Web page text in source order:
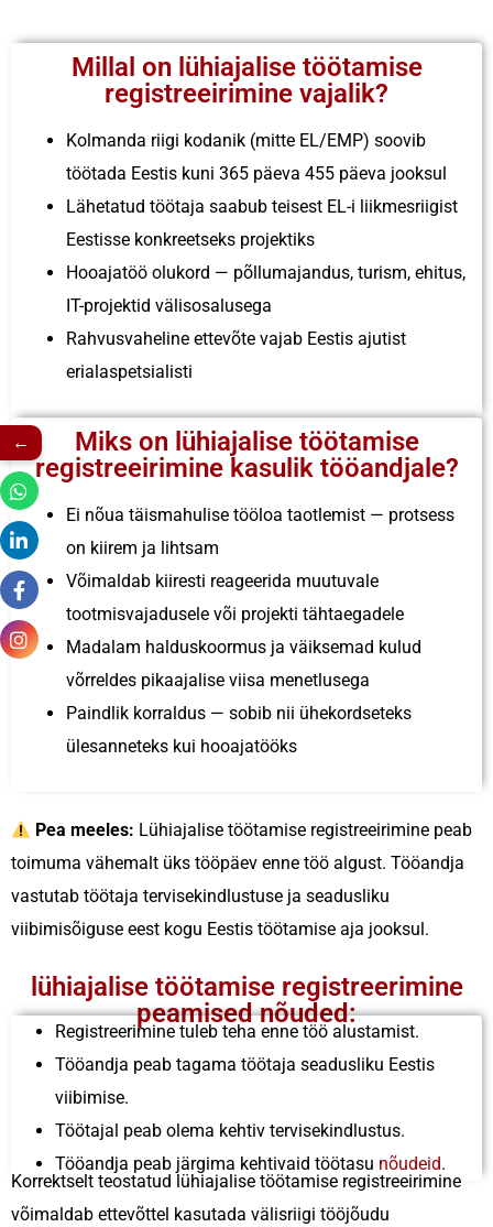
Millal on lühiajalise töötamise
registreeirimine vajalik?
Kolmanda riigi kodanik (mitte EL/EMP) soovib
töötada Eestis kuni 365 päeva 455 päeva jooksul
Lähetatud töötaja saabub teisest EL-i liikmesriigist
Eestisse konkreetseks projektiks
Hooajatöö olukord — põllumajandus, turism, ehitus,
IT-projektid välisosalusega
Rahvusvaheline ettevõte vajab Eestis ajutist
erialaspetsialisti
Miks on lühiajalise töötamise
registreeirimine kasulik tööandjale?
Ei nõua täismahulise tööloa taotlemist — protsess
on kiirem ja lihtsam
Võimaldab kiiresti reageerida muutuvale
tootmisvajadusele või projekti tähtaegadele
Madalam halduskoormus ja väiksemad kulud
võrreldes pikaajalise viisa menetlusega
Paindlik korraldus — sobib nii ühekordseteks
ülesanneteks kui hooajatööks
Pea meeles: Lühiajalise töötamise registreeirimine peab
toimuma vähemalt üks tööpäev enne töö algust. Tööandja
vastutab töötaja tervisekindlustuse ja seadusliku
viibimisõiguse eest kogu Eestis töötamise aja jooksul.
lühiajalise töötamise registreerimine
peamised nõuded:
Registreerimine tuleb teha enne töö alustamist.
Tööandja peab tagama töötaja seadusliku Eestis
viibimise.
Töötajal peab olema kehtiv tervisekindlustus.
Tööandja peab järgima kehtivaid töötasu nõudeid.
Korrektselt teostatud lühiajalise töötamise registreeirimine
võimaldab ettevõttel kasutada välisriigi tööjõudu
←